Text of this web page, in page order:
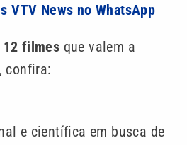
VTV News no WhatsApp
12 filmes que valem a
confira:
e científica em busca de